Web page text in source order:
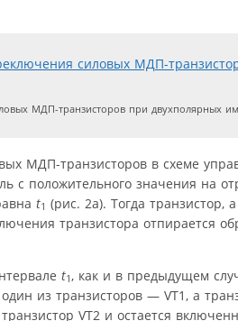
МДП-транзисторов при двухполярных
МДП-транзисторов в схеме
с положительного значения на
t1 (рис. 2а). Тогда транзистор,
транзистора отпирается
t1 , как и в предыдущем
из транзисторов — VT1, а
VT2 и остается